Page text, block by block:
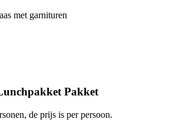
met garnituren
Pakket
de prijs is per persoon.